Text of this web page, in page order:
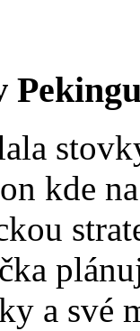
kde
a své